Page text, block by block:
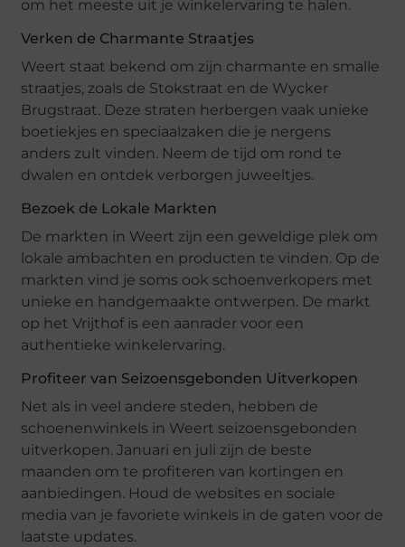
om het meeste uit je winkelervaring te halen.
Verken de Charmante Straatjes
Weert staat bekend om zijn charmante en smalle
straatjes, zoals de Stokstraat en de Wycker
Brugstraat. Deze straten herbergen vaak unieke
boetiekjes en speciaalzaken die je nergens
anders zult vinden. Neem de tijd om rond te
dwalen en ontdek verborgen juweeltjes.
Bezoek de Lokale Markten
De markten in Weert zijn een geweldige plek om
lokale ambachten en producten te vinden. Op de
markten vind je soms ook schoenverkopers met
unieke en handgemaakte ontwerpen. De markt
op het Vrijthof is een aanrader voor een
authentieke winkelervaring.
Profiteer van Seizoensgebonden Uitverkopen
Net als in veel andere steden, hebben de
schoenenwinkels in Weert seizoensgebonden
uitverkopen. Januari en juli zijn de beste
maanden om te profiteren van kortingen en
aanbiedingen. Houd de websites en sociale
media van je favoriete winkels in de gaten voor de
laatste updates.